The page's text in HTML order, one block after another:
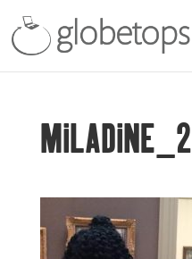
MILADINE_2